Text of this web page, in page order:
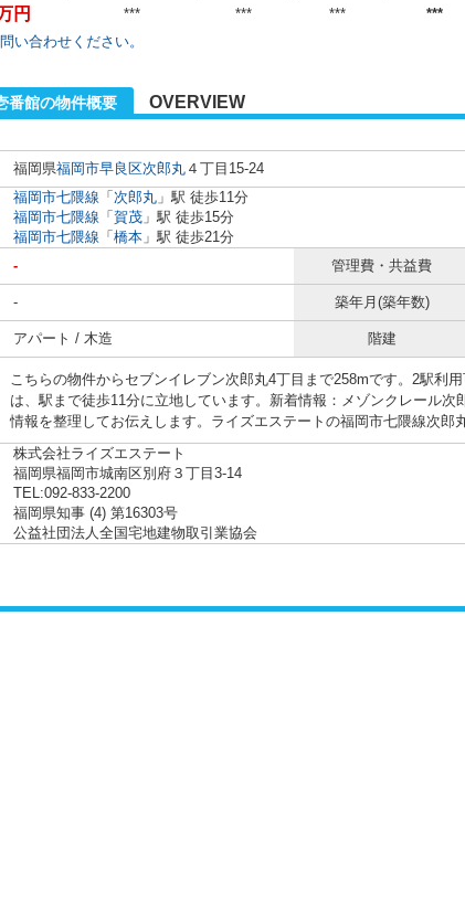
円 *** *** *** ***
い合わせください。
番館の物件概要 OVERVIEW
福岡県福岡市早良区次郎丸 ４丁目15-24
福岡市七隈線 「 次郎丸 」駅 徒歩11分
福岡市七隈線 「 賀茂 」駅 徒歩15分
福岡市七隈線 「 橋本 」駅 徒歩21分
- 管理費・共益費
- 築年月(築年数)
アパート / 木造 階建
こちらの物件からセブンイレブン次郎丸4丁目まで258mです。2駅利
は、駅まで徒歩11分に立地しています。新着情報：メゾンクレール
情報を整理してお伝えします。ライズエステートの福岡市七隈線次郎
株式会社ライズエステート
福岡県福岡市城南区別府３丁目3-14
TEL:092-833-2200
福岡県知事 (4) 第16303号
公益社団法人全国宅地建物取引業協会